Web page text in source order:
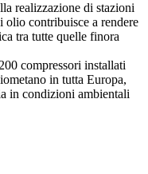
realizzazione di stazioni
contribuisce a rendere
tra tutte quelle finora
compressori installati
in tutta Europa,
in condizioni ambientali